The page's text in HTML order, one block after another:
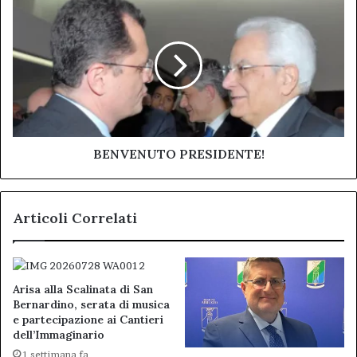
riflessione
PRESIDENTE!
BENVENUTO PRESIDENTE!
Articoli Correlati
Arisa alla Scalinata di San
Bernardino, serata di musica
e partecipazione ai Cantieri
dell’Immaginario
1 settimana fa